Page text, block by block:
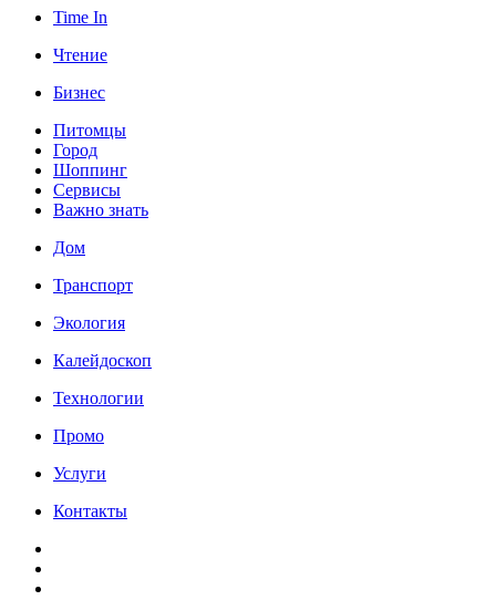
Time In
Чтение
Бизнес
Питомцы
Город
Шоппинг
Сервисы
Важно знать
Дом
Транспорт
Экология
Калейдоскоп
Технологии
Промо
Услуги
Контакты